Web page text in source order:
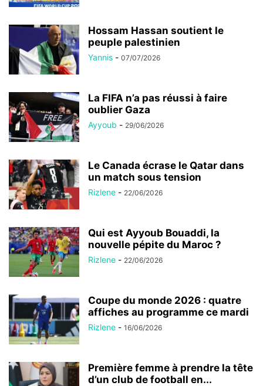
Hossam Hassan soutient le
peuple palestinien
Yannis - 07/07/2026
La FIFA n’a pas réussi à faire
oublier Gaza
Ayyoub - 29/06/2026
Le Canada écrase le Qatar dans
un match sous tension
Rizlene - 22/06/2026
Qui est Ayyoub Bouaddi, la
nouvelle pépite du Maroc ?
Rizlene - 22/06/2026
Coupe du monde 2026 : quatre
affiches au programme ce mardi
Rizlene - 16/06/2026
Première femme à prendre la tête
d’un club de football en...